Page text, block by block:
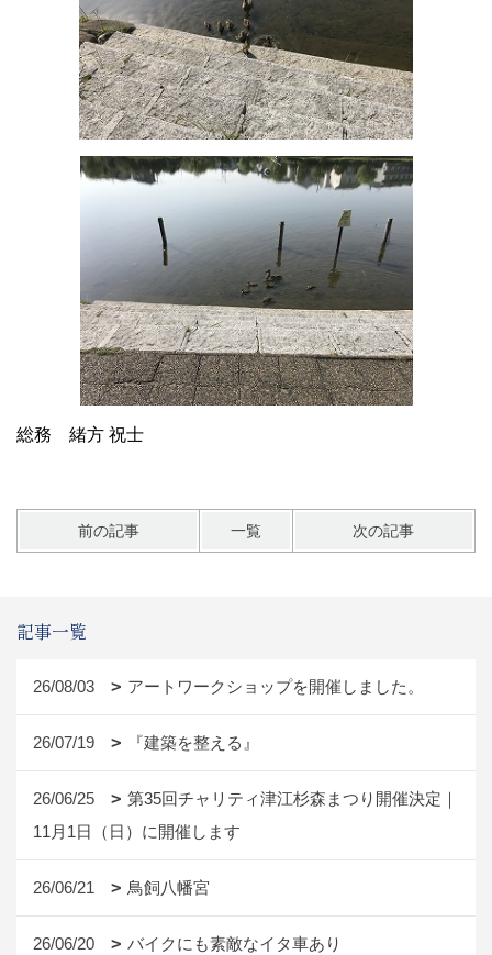
総務 緒方 祝士
前の記事 一覧 次の記事
記事一覧
26/08/03 アートワークショップを開催しました。
26/07/19 『建築を整える』
26/06/25
第35回チャリティ津江杉森まつり開催決定｜
11月1日（日）に開催します
26/06/21 鳥飼八幡宮
26/06/20 バイクにも素敵なイタ車あり